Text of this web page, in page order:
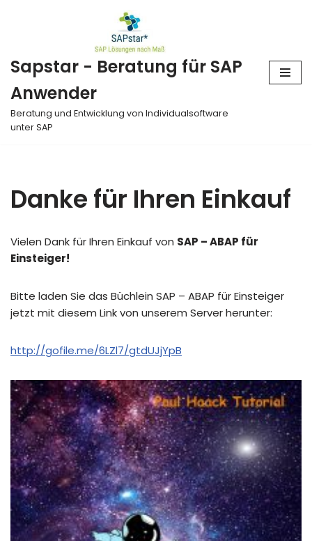
springen
Sapstar - Beratung für SAP
Anwender
Beratung und Entwicklung von Individualsoftware
unter SAP
Danke für Ihren Einkauf
Vielen Dank für Ihren Einkauf von SAP – ABAP für
Einsteiger!
Bitte laden Sie das Büchlein SAP – ABAP für Einsteiger
jetzt mit diesem Link von unserem Server herunter:
http://gofile.me/6LZl7/gtdUJjYpB